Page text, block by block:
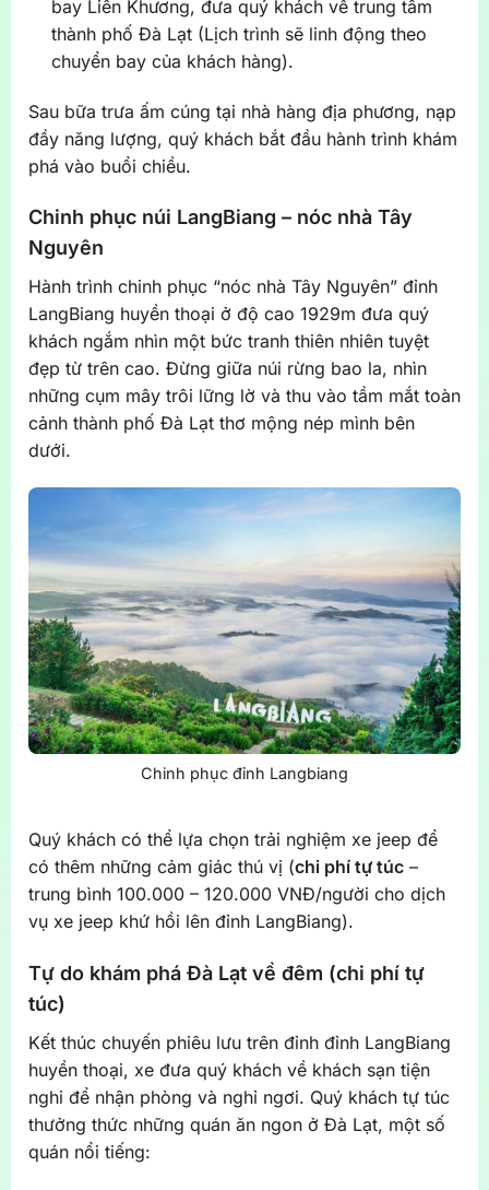
bay Liên Khương, đưa quý khách về trung tâm
thành phố Đà Lạt (Lịch trình sẽ linh động theo
chuyển bay của khách hàng).
Sau bữa trưa ấm cúng tại nhà hàng địa phương, nạp
đầy năng lượng, quý khách bắt đầu hành trình khám
phá vào buổi chiều.
Chinh phục núi LangBiang – nóc nhà Tây
Nguyên
Hành trình chinh phục “nóc nhà Tây Nguyên” đỉnh
LangBiang huyền thoại ở độ cao 1929m đưa quý
khách ngắm nhìn một bức tranh thiên nhiên tuyệt
đẹp từ trên cao. Đừng giữa núi rừng bao la, nhìn
những cụm mây trôi lững lờ và thu vào tầm mắt toàn
cảnh thành phố Đà Lạt thơ mộng nép mình bên
dưới.
Chinh phục đỉnh Langbiang
Quý khách có thể lựa chọn trải nghiệm xe jeep để
có thêm những cảm giác thú vị (chi phí tự túc–
trung bình 100.000 – 120.000 VNĐ/người cho dịch
vụ xe jeep khứ hồi lên đỉnh LangBiang).
Tự do khám phá Đà Lạt về đêm (chi phí tự
túc)
Kết thúc chuyến phiêu lưu trên đỉnh đỉnh LangBiang
huyền thoại, xe đưa quý khách về khách sạn tiện
nghi để nhận phòng và nghỉ ngơi. Quý khách tự túc
thưởng thức những quán ăn ngon ở Đà Lạt, một số
quán nổi tiếng: